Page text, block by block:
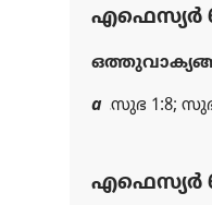
എഫെസ്യർ
a സുഭ 1:8;
എഫെസ്യർ